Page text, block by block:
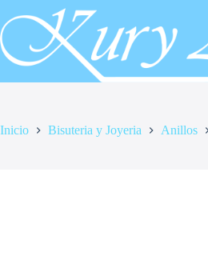
al
contenido
Inicio Bisuteria y Joyeria Anillos